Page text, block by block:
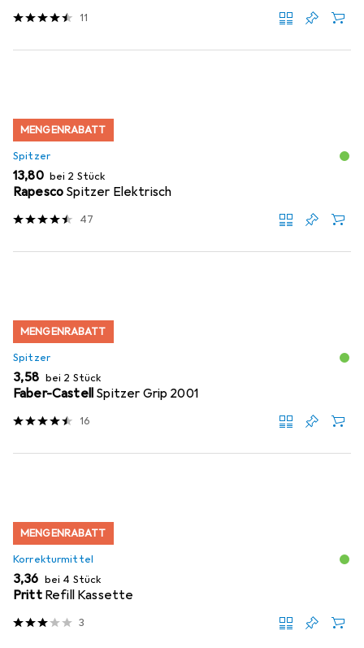
11
MENGENRABATT
Spitzer
EUR
13,80 bei 2 Stück
Rapesco Spitzer Elektrisch
47
MENGENRABATT
Spitzer
EUR
3,58 bei 2 Stück
Faber-Castell Spitzer Grip 2001
16
MENGENRABATT
Korrekturmittel
EUR
3,36 bei 4 Stück
Pritt Refill Kassette
3